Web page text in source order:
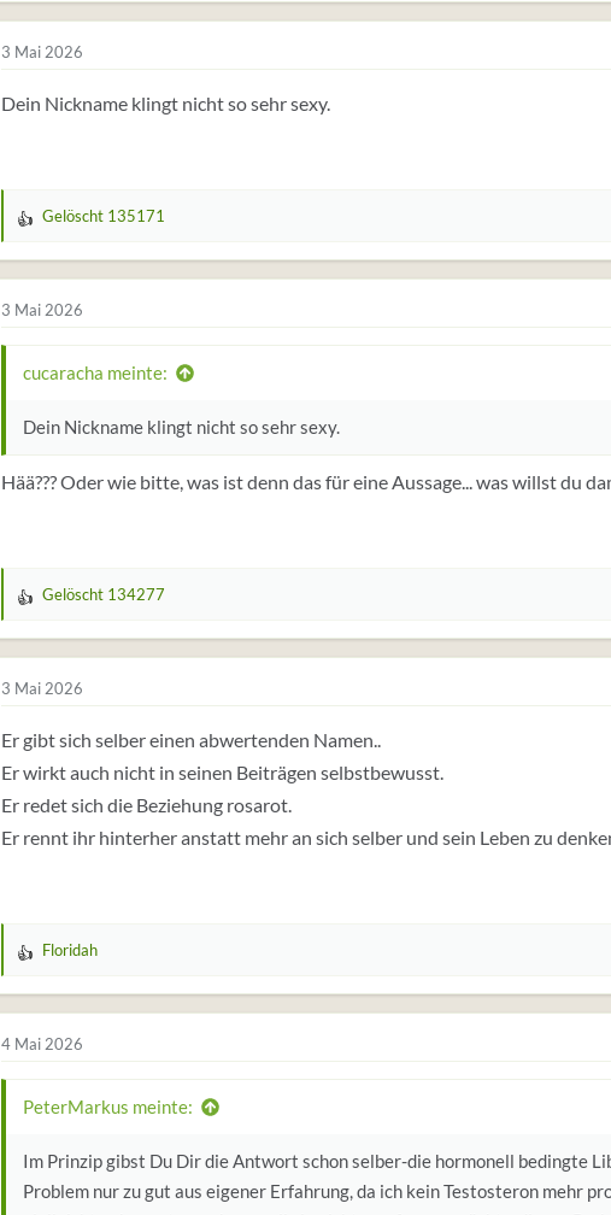
r
t
u
n
3 Mai 2026
Dein Nickname klingt nicht so sehr sexy.
W
r
t
u
Gelöscht 135171
3 Mai 2026
cucaracha meinte:
Dein Nickname klingt nicht so sehr sexy.
Hää??? Oder wie bitte, was ist denn das für eine Aussage... was willst du
W
r
t
u
n
n
:
Gelöscht 134277
3 Mai 2026
Er gibt sich selber einen abwertenden Namen..
Er wirkt auch nicht in seinen Beiträgen selbstbewusst.
Er redet sich die Beziehung rosarot.
Er rennt ihr hinterher anstatt mehr an sich selber und sein Leben zu
W
r
t
u
Floridah
4 Mai 2026
PeterMarkus meinte:
Im Prinzip gibst Du Dir die Antwort schon selber-die hormonell bedingte
Problem nur zu gut aus eigener Erfahrung, da ich kein Testosteron mehr